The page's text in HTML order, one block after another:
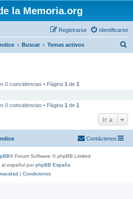
la Memoria.org
Identificarse
Registrarse
Buscar Temas activos
0 coincidencias • Página 1 de 1
0 coincidencias • Página 1 de 1
Ir a
Contáctenos
® Forum Software © phpBB Limited
al español porphpBB España
| Condiciones